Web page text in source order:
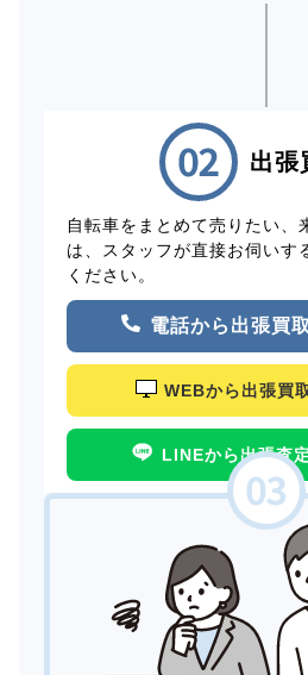
出張
自転車をまとめて売りたい、
は、スタッフが直接お伺いす
ください。
電話から出張買
WEBから出張買
LINEから出張査